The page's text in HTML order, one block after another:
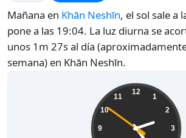
Mañana en Khān Neshīn, el sol sale a
pone a las 19:04. La luz diurna se
unos 1m 27s al día
semana) en Khān Neshīn.
12
1
2
3
9
10
11